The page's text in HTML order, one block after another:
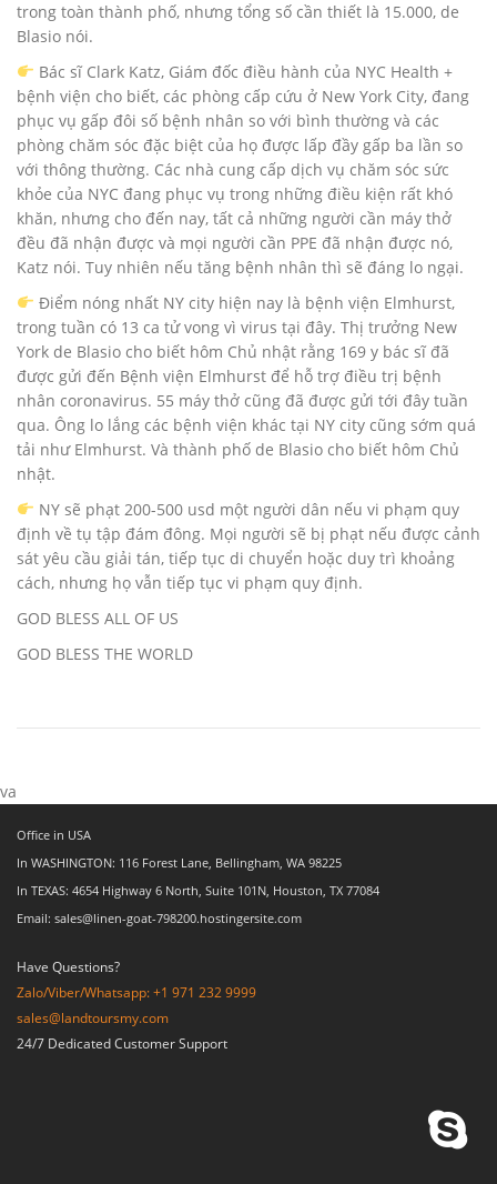
trong toàn thành phố, nhưng tổng số cần thiết là 15.000, de
Blasio nói.
Bác sĩ Clark Katz, Giám đốc điều hành của NYC Health +
bệnh viện cho biết, các phòng cấp cứu ở New York City, đang
phục vụ gấp đôi số bệnh nhân so với bình thường và các
phòng chăm sóc đặc biệt của họ được lấp đầy gấp ba lần so
với thông thường. Các nhà cung cấp dịch vụ chăm sóc sức
khỏe của NYC đang phục vụ trong những điều kiện rất khó
khăn, nhưng cho đến nay, tất cả những người cần máy thở
đều đã nhận được và mọi người cần PPE đã nhận được nó,
Katz nói. Tuy nhiên nếu tăng bệnh nhân thì sẽ đáng lo ngại.
Điểm nóng nhất NY city hiện nay là bệnh viện Elmhurst,
trong tuần có 13 ca tử vong vì virus tại đây. Thị trưởng New
York de Blasio cho biết hôm Chủ nhật rằng 169 y bác sĩ đã
được gửi đến Bệnh viện Elmhurst để hỗ trợ điều trị bệnh
nhân coronavirus. 55 máy thở cũng đã được gửi tới đây tuần
qua. Ông lo lắng các bệnh viện khác tại NY city cũng sớm quá
tải như Elmhurst. Và thành phố de Blasio cho biết hôm Chủ
nhật.
NY sẽ phạt 200-500 usd một người dân nếu vi phạm quy
định về tụ tập đám đông. Mọi người sẽ bị phạt nếu được cảnh
sát yêu cầu giải tán, tiếp tục di chuyển hoặc duy trì khoảng
cách, nhưng họ vẫn tiếp tục vi phạm quy định.
GOD BLESS ALL OF US
GOD BLESS THE WORLD
va
Office in USA
In WASHINGTON: 116 Forest Lane, Bellingham, WA 98225
In TEXAS: 4654 Highway 6 North, Suite 101N, Houston, TX 77084
Email: sales@linen-goat-798200.hostingersite.com
Have Questions?
Zalo/Viber/Whatsapp: +1 971 232 9999
sales@landtoursmy.com
24/7 Dedicated Customer Support